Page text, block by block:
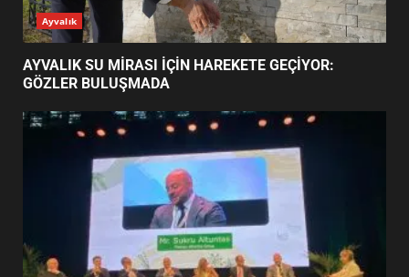
2
ESA 2026’DA TÜRK BAHARATI
NEYİ TEMSİL ETTİ?
EİB’DE KRİTİK ATAMA:
SÜRDÜRÜLEBİLİRLİKTE NE
DEĞİŞECEK?
EDREMİT’İN GURURU TÜRKİYE
FİNALİNDE NE BAŞARDI?
Ayvalık
AYVALIK SU MİRASI İÇİN HAREKETE GEÇİYOR:
GÖZLER BULUŞMADA